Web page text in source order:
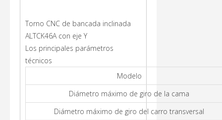
Torno CNC de bancada inclinada
ALTCK46A con eje Y
Los principales parámetros
técnicos
Modelo
Diámetro máximo de giro de la cama
Diámetro máximo de giro del carro transversal